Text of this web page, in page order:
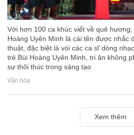
Với hơn 100 ca khúc viết về quê
Hoàng Uyên Minh là cái tên được nhắc
thuật, đặc biệt là vói các ca sĩ dòng
trẻ Bùi Hoàng Uyên Minh, tri ân không
sự thôi thúc trong sáng tạo
Văn hóa
Xem thêm